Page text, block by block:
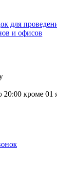
для
и офисов
кроме 01